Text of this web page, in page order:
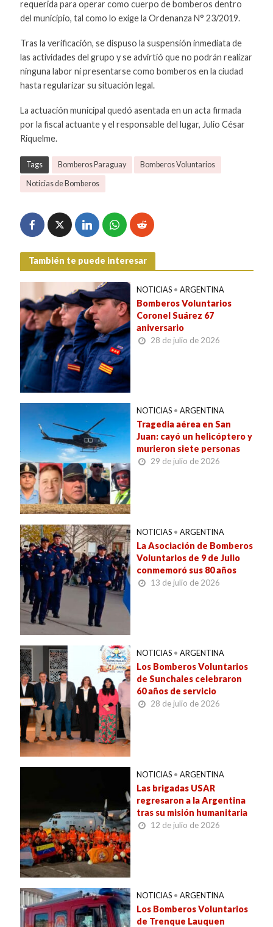
requerida para operar como cuerpo de bomberos dentro
del municipio, tal como lo exige la Ordenanza N° 23/2019.
Tras la verificación, se dispuso la suspensión inmediata de
las actividades del grupo y se advirtió que no podrán realizar
ninguna labor ni presentarse como bomberos en la ciudad
hasta regularizar su situación legal.
La actuación municipal quedó asentada en un acta firmada
por la fiscal actuante y el responsable del lugar, Julio César
Riquelme.
Tags Bomberos Paraguay Bomberos Voluntarios
Noticias de Bomberos
También te puede interesar
NOTICIAS • ARGENTINA
Bomberos Voluntarios
Coronel Suárez 67
aniversario
28 de julio de 2026
NOTICIAS • ARGENTINA
Tragedia aérea en San
Juan: cayó un helicóptero y
murieron siete personas
29 de julio de 2026
NOTICIAS • ARGENTINA
La Asociación de Bomberos
Voluntarios de 9 de Julio
conmemoró sus 80 años
13 de julio de 2026
NOTICIAS • ARGENTINA
Los Bomberos Voluntarios
de Sunchales celebraron
60 años de servicio
28 de julio de 2026
NOTICIAS • ARGENTINA
Las brigadas USAR
regresaron a la Argentina
tras su misión humanitaria
12 de julio de 2026
NOTICIAS • ARGENTINA
Los Bomberos Voluntarios
de Trenque Lauquen